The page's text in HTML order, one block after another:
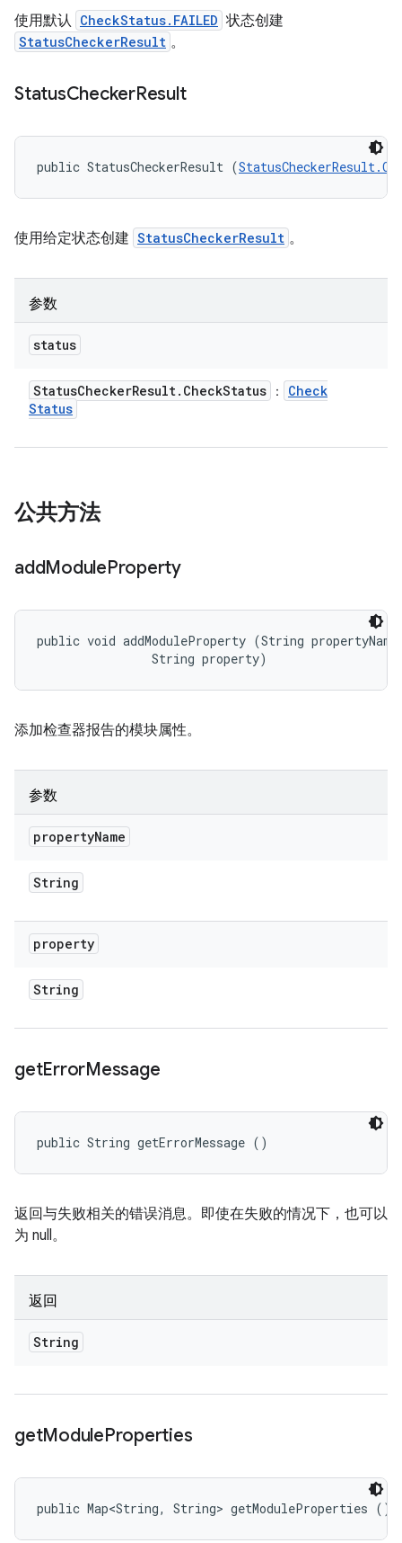
使用默认 CheckStatus.FAILED 状态创建
StatusCheckerResult 。
StatusCheckerResult
public StatusCheckerResult (
使用给定状态创建 StatusCheckerResult 。
参数
status
StatusCheckerResult. CheckStatus ：
Check
Status
公共方法
addModuleProperty
public void addModuleProperty (String
                String property)
添加检查器报告的模块属性。
参数
propertyName
String
property
String
getErrorMessage
public String getErrorMessage ()
返回与失败相关的错误消息。即使在失败的情况下，也可以
为 null。
返回
String
getModuleProperties
public Map<String, String> getModuleProperties ()